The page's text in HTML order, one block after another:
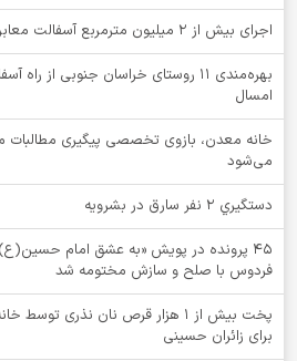
اجرای بیش از ۲ میلیون مترمربع آسفالت معابر طی چهار سال گذشته
بهره‌مندی ۱۱ روستای خراسان جنوبی از
امسال
خانه معدن، بازوی تخصصی پیگیری مطالبات
می‌شود
دستگيري 2 نفر سارق در بشرويه
۴۵ پرونده در پویش «به عشق امام
فردوس با صلح و سازش مختومه شد
پخت بیش از 1 هزار قرص نان نذری
برای زائران حسینی